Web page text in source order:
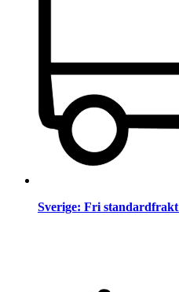
Sverige: Fri standardfrakt